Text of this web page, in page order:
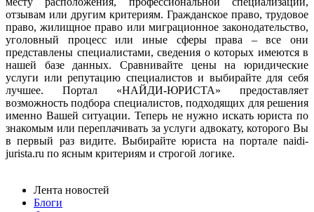
отзывам или другим критериям. Гражданское право, трудовое
право, жилищное право или миграционное законодательство,
уголовный процесс или иные сферы права – все они
представлены специалистами, сведения о которых имеются в
нашей базе данных. Сравнивайте цены на юридические
услуги или репутацию специалистов и выбирайте для себя
лучшее. Портал «НАЙДИ-ЮРИСТА» предоставляет
возможность подбора специалистов, подходящих для решения
именно Вашей ситуации. Теперь не нужно искать юриста по
знакомым или переплачивать за услуги адвокату, которого Вы
в первый раз видите. Выбирайте юриста на портале naidi-
jurista.ru по ясным критериям и строгой логике.
Лента новостей
Блоги